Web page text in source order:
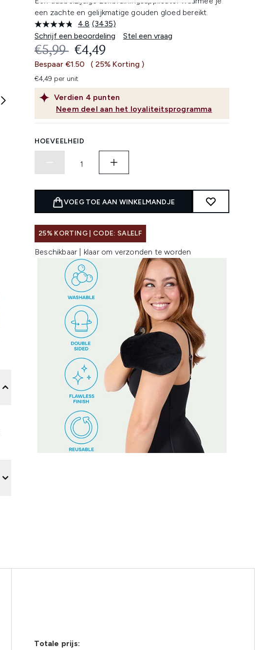
een zachte en gelijkmatige gouden gloed bereikt.
4.8 Lees
3435
beoordelingen.
Dezelfde
(3435)
Schrijf een beoordeling
Stel een vraag
Verdien 4 punten
Neem deel aan het loyaliteitsprogramma
RECOMMENDED RETAIL PRICE:
€5,99 HUIDIGE PRIJS:
€4,49
Bespaar €1.50 ( 25% Korting )
€4,49 per unit
HOEVEELHEID
VOEG TOE AAN WINKELMANDJE
25% KORTING | CODE: SALELF
Beschikbaar | klaar om verzonden te worden
Totale prijs: